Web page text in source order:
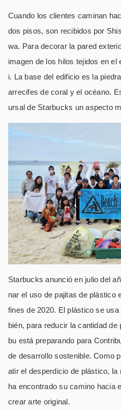
Cuando los clientes caminan
dos pisos, son recibidos por
wa. Para decorar la pared
imagen de los hilos tejidos en
i. La base del edificio es la
arrecifes de coral y el océano.
ursal de Starbucks un aspecto
Starbucks anunció en julio del
nar el uso de pajitas de plástico
fines de 2020. El plástico se
bién, para reducir la cantidad
bu está preparando para
de desarrollo sostenible. Como
atir el desperdicio de plástico,
ha encontrado su camino hacia
crear arte original.